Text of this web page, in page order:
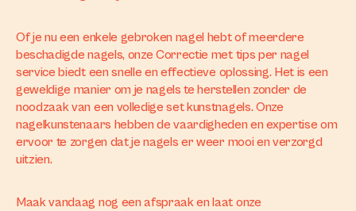
Of je nu een enkele gebroken nagel hebt of meerdere
beschadigde nagels, onze Correctie met tips per nagel
service biedt een snelle en effectieve oplossing. Het is een
geweldige manier om je nagels te herstellen zonder de
noodzaak van een volledige set kunstnagels. Onze
nagelkunstenaars hebben de vaardigheden en expertise om
ervoor te zorgen dat je nagels er weer mooi en verzorgd
uitzien.
Maak vandaag nog een afspraak en laat onze